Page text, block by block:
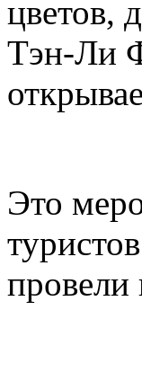
цветов,
Тэн-Ли
Это
провели